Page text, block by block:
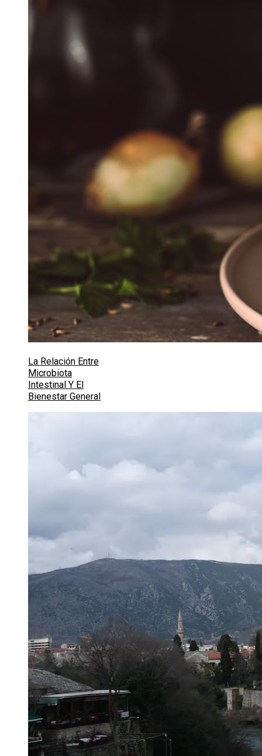
La Relación Entre
Microbiota
Intestinal Y El
Bienestar General